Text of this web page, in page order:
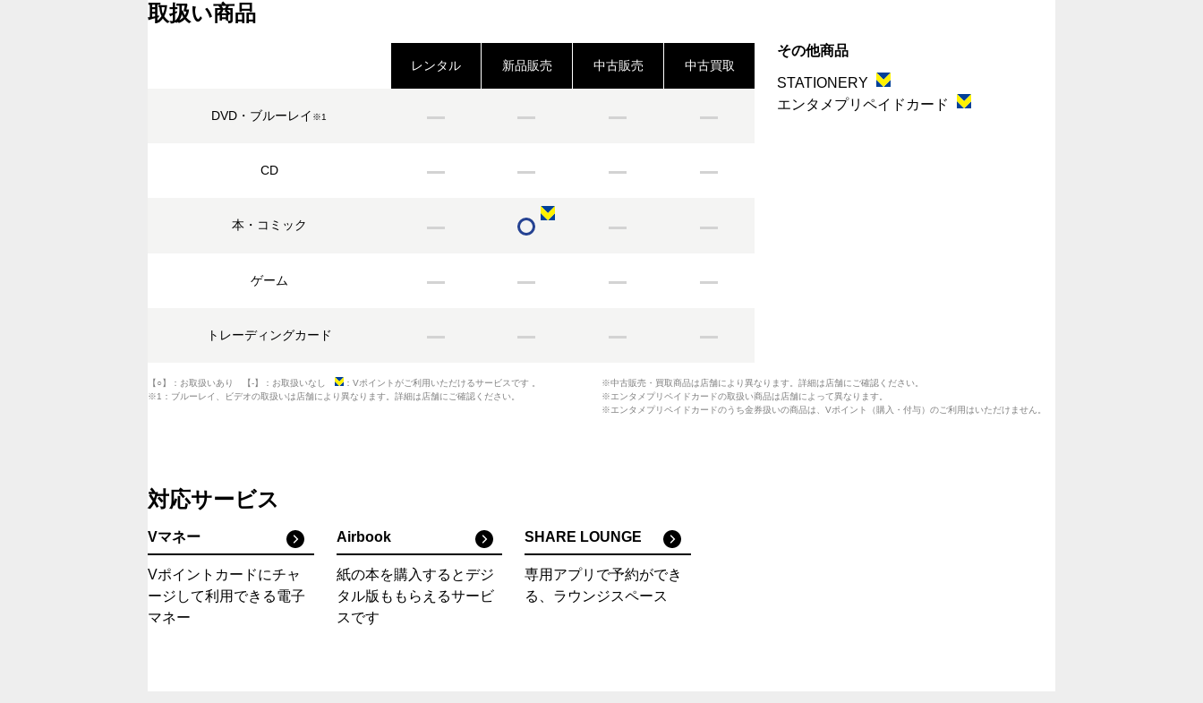
取扱い商品
レンタル 新品販売 中古販売 中古買取
DVD・ブルーレイ ※1
CD
本・コミック
ゲーム
トレーディングカード
その他商品
STATIONERY
エンタメプリペイドカード
【○】：お取扱いあり 【-】：お取扱いなし
：Vポイントがご利用いただけるサービスです 。
※1：ブルーレイ、ビデオの取扱いは店舗により異なります。詳細は店舗にご確認ください。
※中古販売・買取商品は店舗により異なります。詳細は店舗にご確認ください。
※エンタメプリペイドカードの取扱い商品は店舗によって異なります。
※エンタメプリペイドカードのうち金券扱いの商品は、Vポイント（購入・付与）のご利用はいただけません。
対応サービス
Vマネー
Vポイントカードにチャ
ージして利用できる電子
マネー
Airbook
紙の本を購入するとデジ
タル版ももらえるサービ
スです
SHARE LOUNGE
専用アプリで予約ができ
る、ラウンジスペース